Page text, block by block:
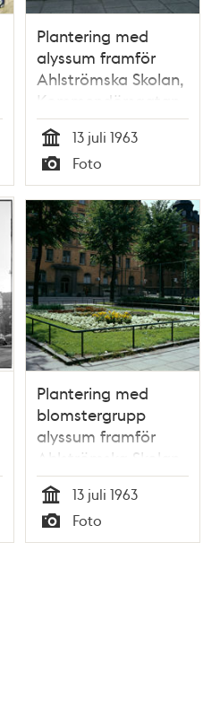
Plantering med
alyssum framför
Ahlströmska Skolan,
Kommendörsgatan
31, sedd från gatan
Tid
13 juli 1963
Typ
Foto
Plantering med
blomstergrupp
alyssum framför
Ahlströmska Skolan,
Kommendörsgatan
31, sedd från skolan
Tid
13 juli 1963
Typ
Foto